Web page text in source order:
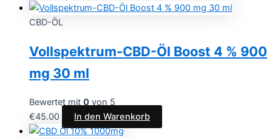
CBD-ÖL
Vollspektrum-CBD-Öl Boost 4 % 900
mg 30 ml
Bewertet mit 0 von 5
€45.00 In den Warenkorb